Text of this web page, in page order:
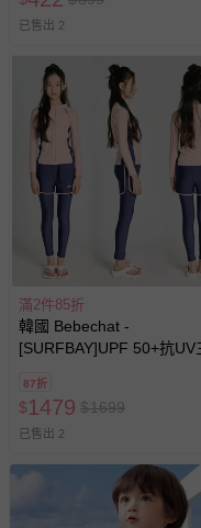
已售出 2
滿2件85折
韓國 Bebechat -
[SURFBAY]UPF 50+抗UV
墊X長褲)-珊瑚粉X紫
87折
$1479 $1699
已售出 2